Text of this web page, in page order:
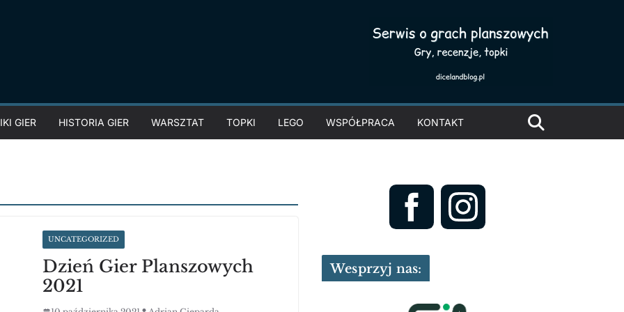
GIER HISTORIA GIER WARSZTAT TOPKI LEGO WSPÓŁPRACA KONTAKT
UNCATEGORIZED
Dzień Gier Planszowych
2021
Wesprzyj nas: